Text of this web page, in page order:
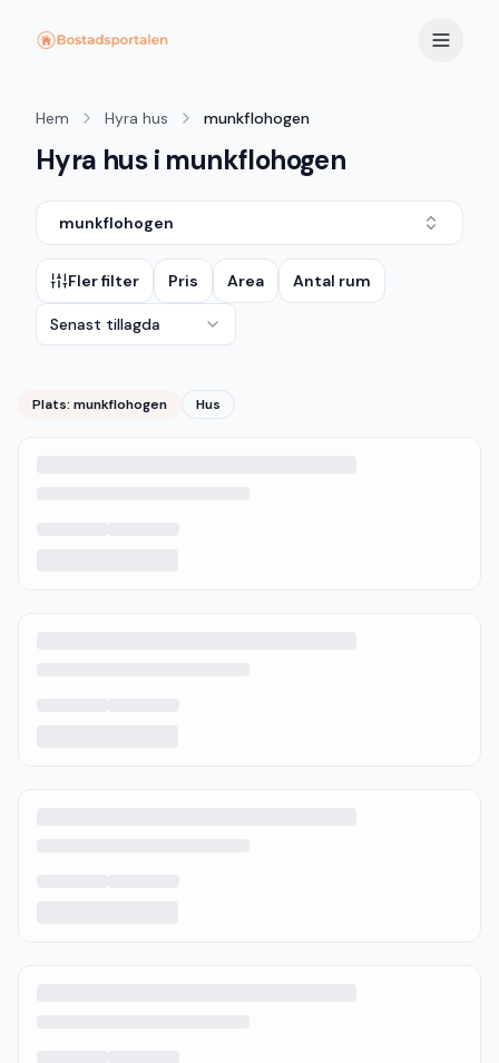
Hem Hyra hus munkflohogen
Hyra hus i munkflohogen
munkflohogen
Fler filter Pris Area Antal rum
Senast tillagda
Plats: munkflohogen Hus